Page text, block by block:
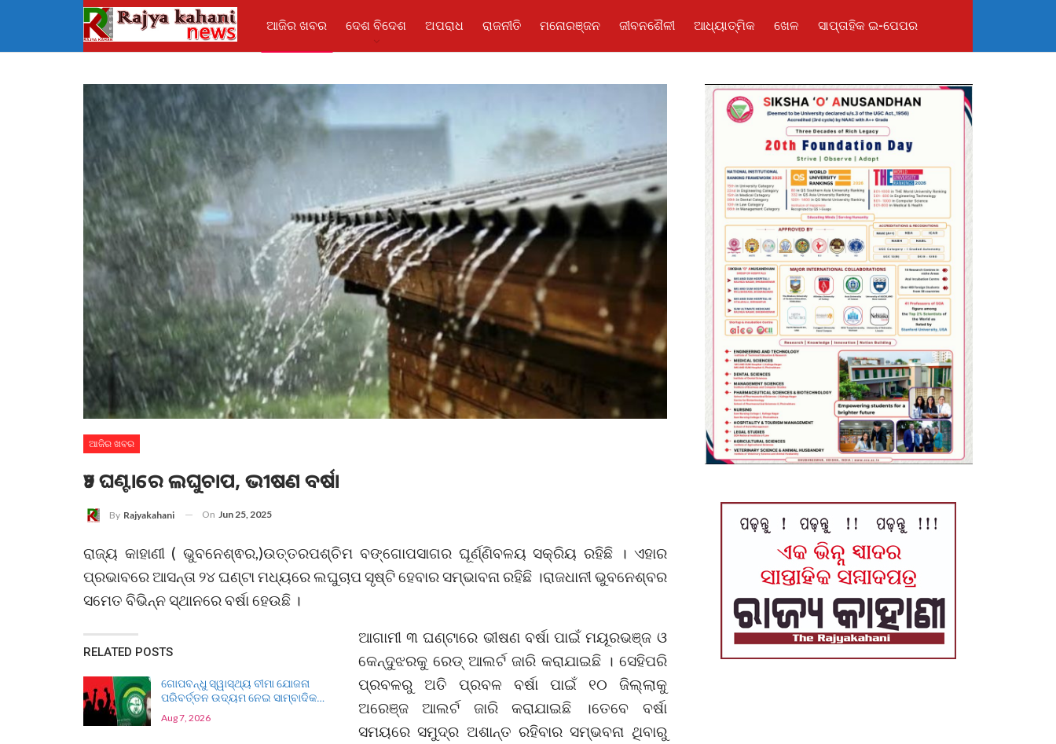
ଆଜିର ଖବର ଦେଶ ବିଦେଶ ଅପରାଧ ରାଜନୀତି ମନୋରଞ୍ଜନ ଜୀବନଶୈଳୀ ଆଧ୍ୟାତ୍ମିକ ଖେଳ ସାପ୍ତାହିକ ଇ-ପେପର
ଆଜିର ଖବର
୨୪ ଘଣ୍ଟାରେ ଲଘୁଚାପ, ଭୀଷଣ ବର୍ଷା
By Rajyakahani On Jun 25, 2025
ରାଜ୍ୟ କାହାଣୀ ( ଭୁବନେଶ୍ଵର,)ଉତ୍ତରପଶ୍ଚିମ ବଙ୍ଗୋପସାଗର ଘୂର୍ଣ୍ଣିବଳୟ ସକ୍ରିୟ ରହିଛି । ଏହାର
ପ୍ରଭାବରେ ଆସନ୍ତା ୨୪ ଘଣ୍ଟା ମଧ୍ୟରେ ଲଘୁଚାପ ସୃଷ୍ଟି ହେବାର ସମ୍ଭାବନା ରହିଛି ।ରାଜଧାନୀ ଭୁବନେଶ୍ବର
ସମେତ ବିଭିନ୍ନ ସ୍ଥାନରେ ବର୍ଷା ହେଉଛି ।
RELATED POSTS
ଗୋପବନ୍ଧୁ ସ୍ୱାସ୍ଥ୍ୟ ବୀମା ଯୋଜନା
ପରିବର୍ତ୍ତନ ଉଦ୍ୟମ ନେଇ ସାମ୍ବାଦିକ…
Aug 7, 2026
ଆଗାମୀ ୩ ଘଣ୍ଟାରେ ଭୀଷଣ ବର୍ଷା ପାଇଁ ମୟୂରଭଞ୍ଜ ଓ
କେନ୍ଦୁଝରକୁ ରେଡ୍ ଆଲର୍ଟ ଜାରି କରାଯାଇଛି । ସେହିପରି
ପ୍ରବଳରୁ ଅତି ପ୍ରବଳ ବର୍ଷା ପାଇଁ ୧୦ ଜିଲ୍ଲାକୁ
ଅରେଞ୍ଜ ଆଲର୍ଟ ଜାରି କରାଯାଇଛି ।ତେବେ ବର୍ଷା
ସମୟରେ ସମୁଦ୍ର ଅଶାନ୍ତ ରହିବାର ସମ୍ଭବନା ଥିବାରୁ